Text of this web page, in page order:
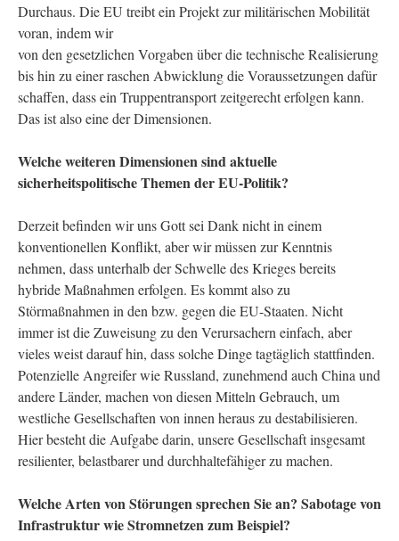
Durchaus. Die EU treibt ein Projekt zur militärischen Mobilität
voran, indem wir
von den gesetzlichen Vorgaben über die technische Realisierung
bis hin zu einer raschen Abwicklung die Voraussetzungen dafür
schaffen, dass ein Truppentransport zeitgerecht erfolgen kann.
Das ist also eine der Dimensionen.
Welche weiteren Dimensionen sind aktuelle
sicherheitspolitische Themen der EU-Politik?
Derzeit befinden wir uns Gott sei Dank nicht in einem
konventionellen Konflikt, aber wir müssen zur Kenntnis
nehmen, dass unterhalb der Schwelle des Krieges bereits
hybride Maßnahmen erfolgen. Es kommt also zu
Störmaßnahmen in den bzw. gegen die EU-Staaten. Nicht
immer ist die Zuweisung zu den Verursachern einfach, aber
vieles weist darauf hin, dass solche Dinge tagtäglich stattfinden.
Potenzielle Angreifer wie Russland, zunehmend auch China und
andere Länder, machen von diesen Mitteln Gebrauch, um
westliche Gesellschaften von innen heraus zu destabilisieren.
Hier besteht die Aufgabe darin, unsere Gesellschaft insgesamt
resilienter, belastbarer und durchhaltefähiger zu machen.
Welche Arten von Störungen sprechen Sie an? Sabotage von
Infrastruktur wie Stromnetzen zum Beispiel?